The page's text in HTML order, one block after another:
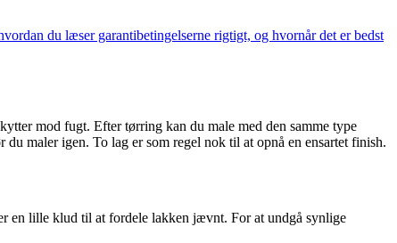
du læser garantibetingelserne rigtigt, og hvornår det er bedst
mod fugt. Efter tørring kan du male med den samme type
maler igen. To lag er som regel nok til at opnå en ensartet finish.
en lille klud til at fordele lakken jævnt. For at undgå synlige